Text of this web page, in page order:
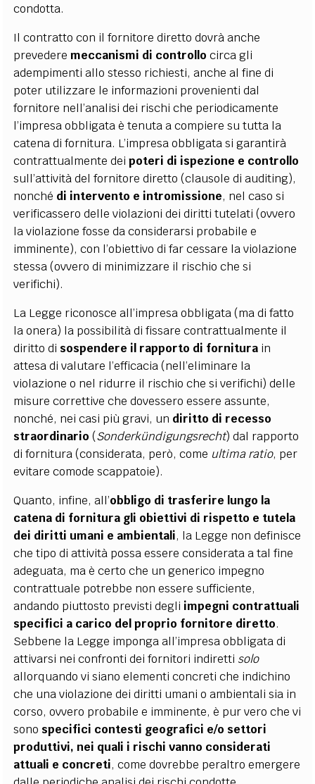
condotta.
Il contratto con il fornitore diretto dovrà anche
prevedere meccanismi di controllo circa gli
adempimenti allo stesso richiesti, anche al fine di
poter utilizzare le informazioni provenienti dal
fornitore nell’analisi dei rischi che periodicamente
l’impresa obbligata è tenuta a compiere su tutta la
catena di fornitura. L’impresa obbligata si garantirà
contrattualmente deipoteri di ispezione e controllo
sull’attività del fornitore diretto (clausole di auditing),
nonché di intervento e intromissione, nel caso si
verificassero delle violazioni dei diritti tutelati (ovvero
la violazione fosse da considerarsi probabile e
imminente), con l’obiettivo di far cessare la violazione
stessa (ovvero di minimizzare il rischio che si
verifichi).
La Legge riconosce all’impresa obbligata (ma di fatto
la onera) la possibilità di fissare contrattualmente il
diritto di sospendere il rapporto di fornitura in
attesa di valutare l’efficacia (nell’eliminare la
violazione o nel ridurre il rischio che si verifichi) delle
misure correttive che dovessero essere assunte,
nonché, nei casi più gravi, un diritto di recesso
straordinario(Sonderkündigungsrecht) dal rapporto
di fornitura (considerata, però, come ultima ratio, per
evitare comode scappatoie).
Quanto, infine, all’obbligo di trasferire lungo la
catena di fornitura gli obiettivi di rispetto e tutela
dei diritti umani e ambientali, la Legge non definisce
che tipo di attività possa essere considerata a tal fine
adeguata, ma è certo che un generico impegno
contrattuale potrebbe non essere sufficiente,
andando piuttosto previsti degli impegni contrattuali
specifici a carico del proprio fornitore diretto.
Sebbene la Legge imponga all’impresa obbligata di
attivarsi nei confronti dei fornitori indiretti solo
allorquando vi siano elementi concreti che indichino
che una violazione dei diritti umani o ambientali sia in
corso, ovvero probabile e imminente, è pur vero che vi
sono specifici contesti geografici e/o settori
produttivi, nei quali i rischi vanno considerati
attuali e concreti, come dovrebbe peraltro emergere